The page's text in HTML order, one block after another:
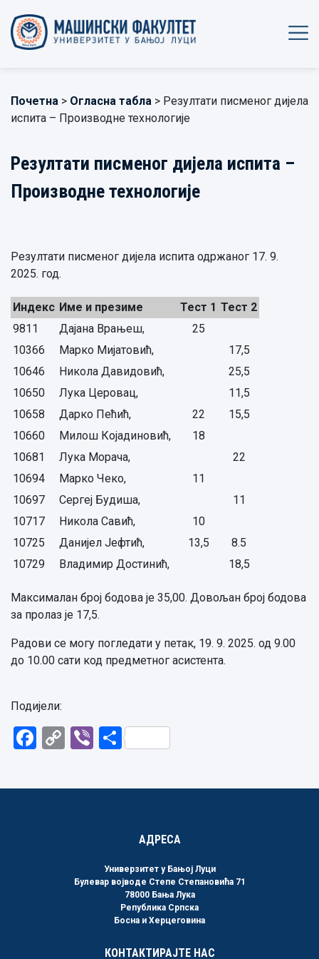
Почетна > Огласна табла > Резултати писменог дијела
испита – Производне технологије
Резултати писменог дијела испита –
Производне технологије
Резултати писменог дијела испита одржаног 17. 9.
2025. год.
Индекс Име и презиме Тест 1 Тест 2
9811
Дајана Врањеш,
25
10366
Марко Мијатовић,
17,5
10646
Никола Давидовић,
25,5
10650
Лука Церовац,
11,5
10658
Дарко Пећић, 22
15,5
10660
Милош Којадиновић,
18
10681
Лука Морача,
22
10694
Марко Чеко,
11
10697
Сергеј Будиша,
11
10717
Никола Савић,
10
10725
Данијел Јефтић, 13,5
8.5
10729
Владимир Достинић, 18,5
Максималан број бодова је 35,00. Довољан број бодова
за пролаз је 17,5.
Радови се могу погледати у петак, 19. 9. 2025. од 9.00
до 10.00 сати код предметног асистента.
Подијели:
Facebook
CopyViberShare
АДРЕСА
Универзитет у Бањој Луци
Булевар војводе Степе Степановића 71
78000 Бања Лука
Република Српска
Босна и Херцеговина
КОНТАКТИРАЈТЕ НАС